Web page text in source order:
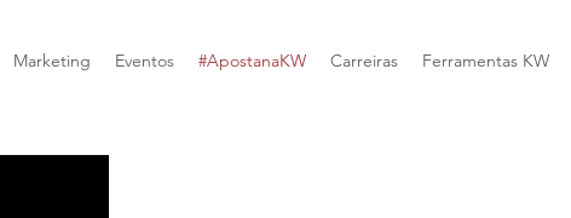
Marketing Eventos #ApostanaKW Carreiras Ferramentas KW